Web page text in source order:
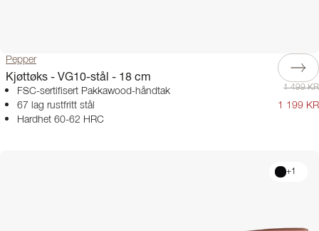
Pepper
Kjøttøks - VG10-stål - 18 cm
FSC-sertifisert Pakkawood-håndtak
67 lag rustfritt stål
Hardhet 60-62 HRC
1 499 KR
1 199 KR
+1